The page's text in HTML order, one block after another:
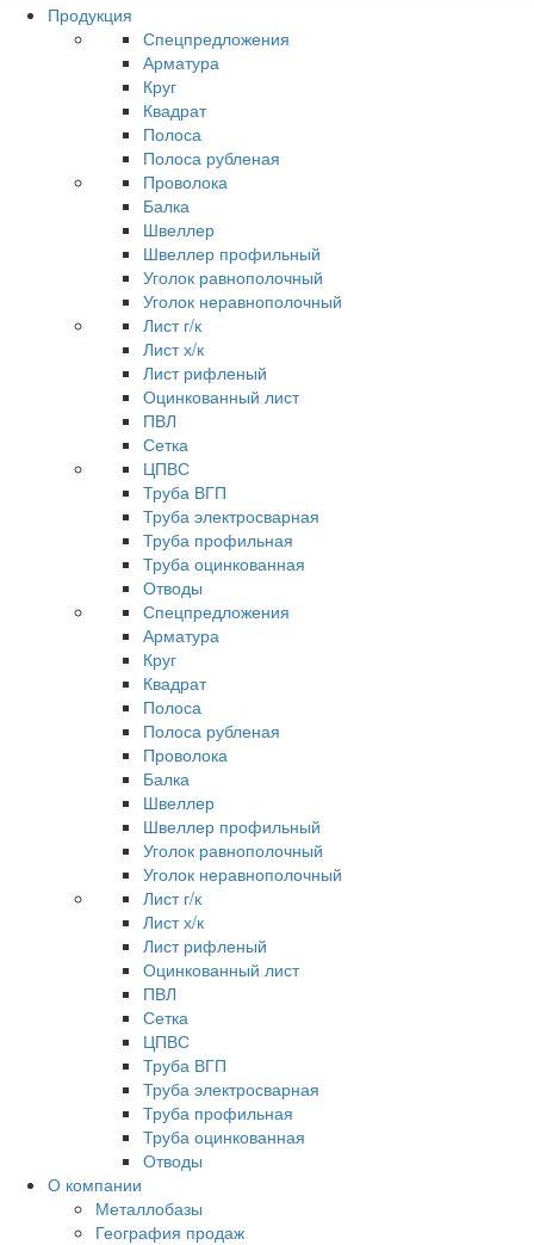
Продукция
Спецпредложения
Арматура
Круг
Квадрат
Полоса
Полоса рубленая
Проволока
Балка
Швеллер
Швеллер профильный
Уголок равнополочный
Уголок неравнополочный
Лист г/к
Лист х/к
Лист рифленый
Оцинкованный лист
ПВЛ
Сетка
ЦПВС
Труба ВГП
Труба электросварная
Труба профильная
Труба оцинкованная
Отводы
Спецпредложения
Арматура
Круг
Квадрат
Полоса
Полоса рубленая
Проволока
Балка
Швеллер
Швеллер профильный
Уголок равнополочный
Уголок неравнополочный
Лист г/к
Лист х/к
Лист рифленый
Оцинкованный лист
ПВЛ
Сетка
ЦПВС
Труба ВГП
Труба электросварная
Труба профильная
Труба оцинкованная
Отводы
О компании
Металлобазы
География продаж